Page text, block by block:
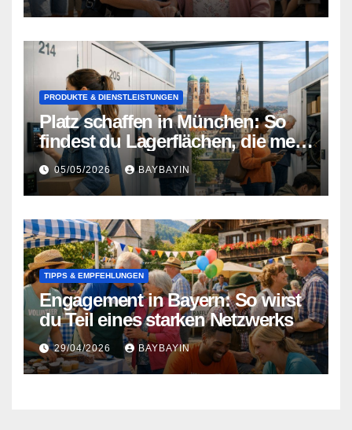
PRODUKTE & DIENSTLEISTUNGEN
Platz schaffen in München: So
findest du Lagerflächen, die mehr
können als nur Stauraum
05/05/2026 BAYBAYIN
TIPPS & EMPFEHLUNGEN
Engagement in Bayern: So wirst
du Teil eines starken Netzwerks
29/04/2026 BAYBAYIN